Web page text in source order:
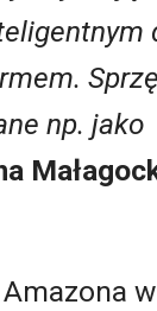
np. jako
w